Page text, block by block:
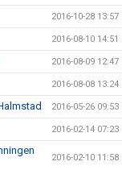
2016-10-28 13:57
2016-08-10 14:51
2016-08-09 12:47
2016-08-08 13:24
2016-05-26 09:53
2016-02-14 07:23
2016-02-10 11:58